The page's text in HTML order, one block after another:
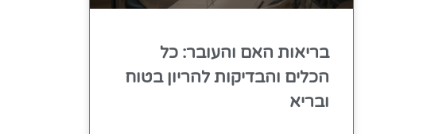
בריאות האם והעובר: כל
הכלים והבדיקות להריון בטוח
ובריא